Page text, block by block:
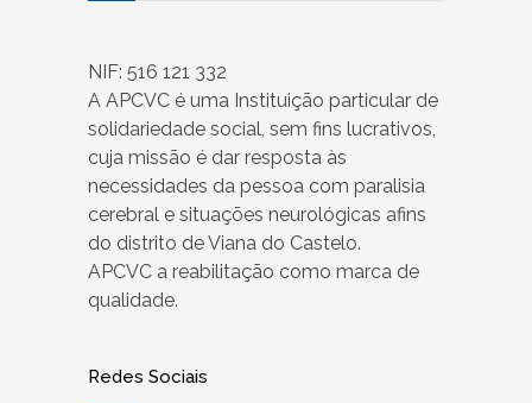
NIF: 516 121 332
A APCVC é uma Instituição particular de
solidariedade social, sem fins lucrativos,
cuja missão é dar resposta às
necessidades da pessoa com paralisia
cerebral e situações neurológicas afins
do distrito de Viana do Castelo.
APCVC a reabilitação como marca de
qualidade.
Redes Sociais